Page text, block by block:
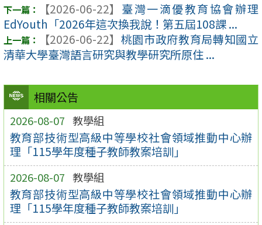
相關公告
2026-08-07 教學組
教育部技術型高級中等學校社會領域推動中心辦
理「115學年度種子教師教案培訓」
2026-08-07 教學組
教育部技術型高級中等學校社會領域推動中心辦
理「115學年度種子教師教案培訓」
【2026-06-22】 臺灣一滴優教育協會辦理
EdYouth「2026年這次換我說！第五屆108課 ...
【2026-06-22】 桃園市政府教育局轉知國立
清華大學臺灣語言研究與教學研究所原住 ...